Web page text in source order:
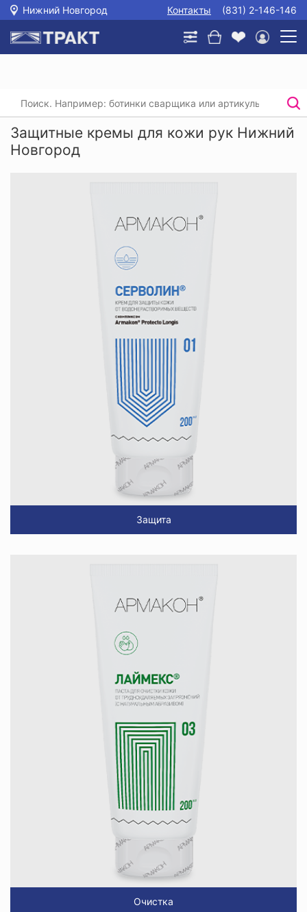
Нижний Новгород Контакты (831) 2-146-146
Главная / /
Защитные кремы для кожи рук Нижний
Новгород
Защита
Очистка